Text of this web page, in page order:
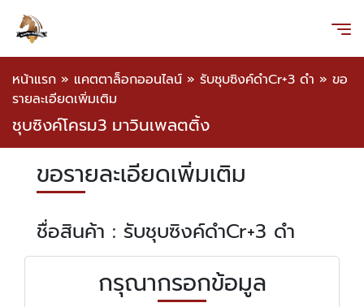
หน้าแรก » แคตตาล็อกออนไลน์ » รับชุบซิงค์ดำCr+3 ดำ » ขอ
รายละเอียดเพิ่มเติม
ชุบซิงค์โครม3 มาวินเพลตติ้ง
ขอรายละเอียดเพิ่มเติม
ชื่อสินค้า : รับชุบซิงค์ดำCr+3 ดำ
กรุณากรอกข้อมูล